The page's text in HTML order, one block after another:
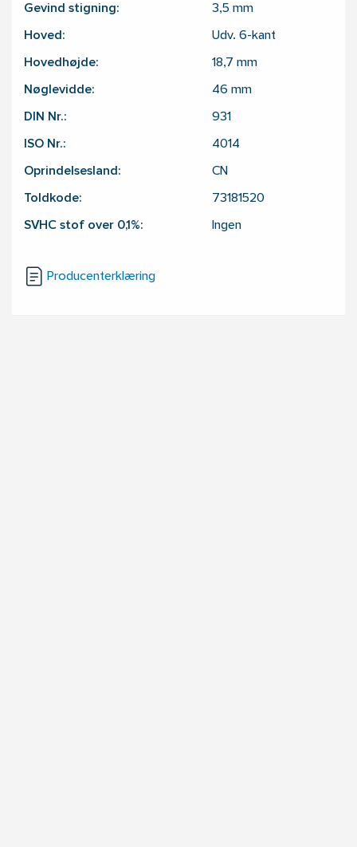
Gevind stigning: 3,5 mm
Hoved: Udv. 6-kant
Hovedhøjde: 18,7 mm
Nøglevidde: 46 mm
DIN Nr.: 931
ISO Nr.: 4014
Oprindelsesland: CN
Toldkode: 73181520
SVHC stof over 0,1%: Ingen
Producenterklæring